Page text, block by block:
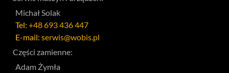
Michał Solak
Tel: +48 693 436 447
E-mail: serwis@wobis.pl
Części zamienne:
Adam Żymła